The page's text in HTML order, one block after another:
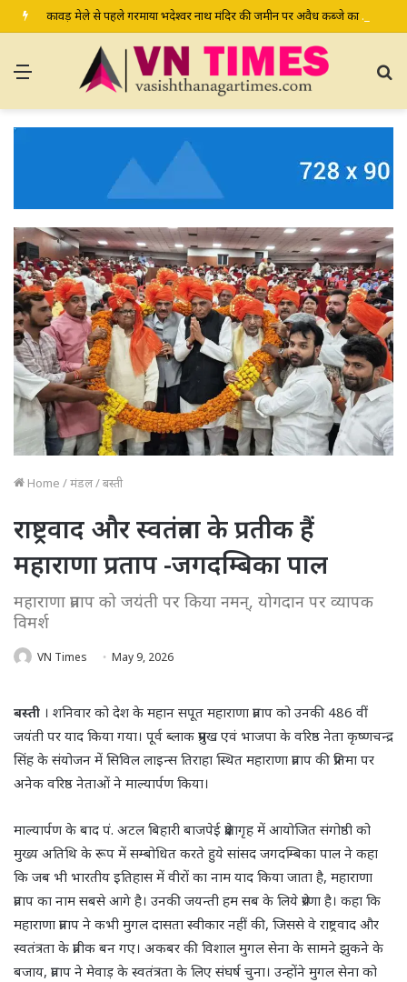
कावड़ मेले से पहले गरमाया भदेश्वर नाथ मंदिर की जमीन पर अवैध कब्जे का मामला, प्रशासन से मामले में हस्तक्षेप की मांग
Menu
Home /मंडल/बस्ती
राष्ट्रवाद और स्वतंत्रता के प्रतीक हैं
महाराणा प्रताप -जगदम्बिका पाल
महाराणा प्रताप को जयंती पर किया नमन्, योगदान पर व्यापक
विमर्श
VN Times May 9, 2026
बस्ती । शनिवार को देश के महान सपूत महाराणा प्रताप को उनकी 486 वीं
जयंती पर याद किया गया। पूर्व ब्लाक प्रमुख एवं भाजपा के वरिष्ठ नेता कृष्णचन्द्र
सिंह के संयोजन में सिविल लाइन्स तिराहा स्थित महाराणा प्रताप की प्रतिमा पर
अनेक वरिष्ठ नेताओं ने माल्यार्पण किया।
माल्यार्पण के बाद पं. अटल बिहारी बाजपेई प्रेक्षागृह में आयोजित संगोष्ठी को
मुख्य अतिथि के रूप में सम्बोधित करते हुये सांसद जगदम्बिका पाल ने कहा
कि जब भी भारतीय इतिहास में वीरों का नाम याद किया जाता है, महाराणा
प्रताप का नाम सबसे आगे है। उनकी जयन्ती हम सब के लिये प्रेरणा है। कहा कि
महाराणा प्रताप ने कभी मुगल दासता स्वीकार नहीं की, जिससे वे राष्ट्रवाद और
स्वतंत्रता के प्रतीक बन गए। अकबर की विशाल मुगल सेना के सामने झुकने के
बजाय, प्रताप ने मेवाड़ के स्वतंत्रता के लिए संघर्ष चुना। उन्होंने मुगल सेना को